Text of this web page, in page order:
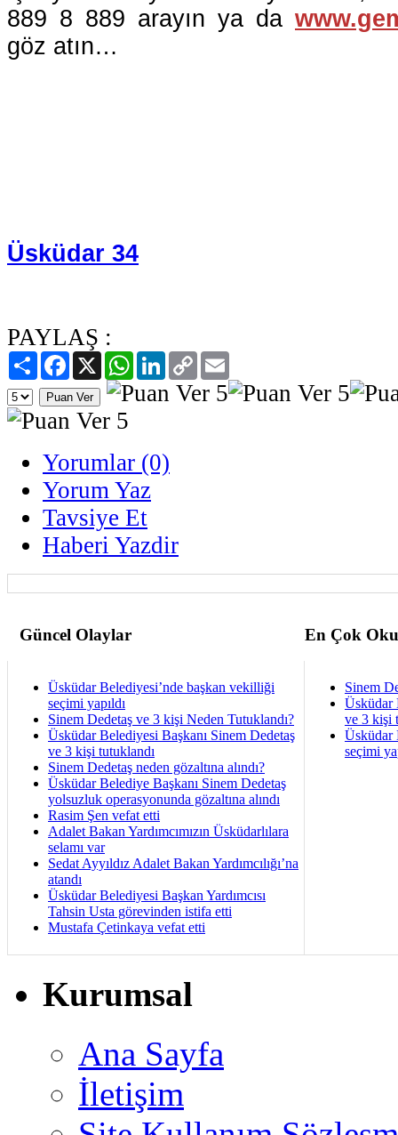
889 8 889 arayın ya da
göz atın…
Üsküdar 34
PAYLAŞ :
PaylaşFacebook
X WhatsAppLinkedIn
Copy
Link
Yorumlar (0)
Yorum Yaz
Tavsiye Et
Haberi Yazdir
Güncel Olaylar En Çok
Üsküdar Belediyesi’nde başkan vekilliği
seçimi yapıldı
Sinem Dedetaş ve 3 kişi Neden Tutuklandı?
Üsküdar Belediyesi Başkanı Sinem Dedetaş
ve 3 kişi tutuklandı
Sinem Dedetaş neden gözaltına alındı?
Üsküdar Belediye Başkanı Sinem Dedetaş
yolsuzluk operasyonunda gözaltına alındı
Rasim Şen vefat etti
Adalet Bakan Yardımcımızın Üsküdarlılara
selamı var
Sedat Ayyıldız Adalet Bakan Yardımcılığı’na
atandı
Üsküdar Belediyesi Başkan Yardımcısı
Tahsin Usta görevinden istifa etti
Mustafa Çetinkaya vefat etti
Sinem
Üsküdar
ve 3 kişi
Üsküdar
seçimi
Kurumsal
Ana Sayfa
İletişim